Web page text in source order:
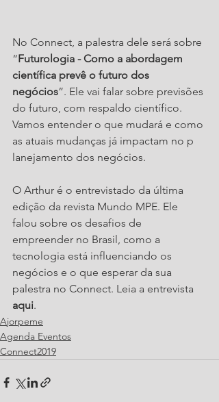
No Connect, a palestra dele será sobre
“Futurologia - Como a abordagem
científica prevê o futuro dos
negócios”. Ele vai falar sobre previsões
do futuro, com respaldo científico.
Vamos entender o que mudará e como
as atuais mudanças já impactam no p
lanejamento dos negócios.
O Arthur é o entrevistado da última
edição da revista Mundo MPE. Ele
falou sobre os desafios de
empreender no Brasil, como a
tecnologia está influenciando os
negócios e o que esperar da sua
palestra no Connect. Leia a entrevista
aqui.
Ajorpeme
Agenda Eventos
Connect2019